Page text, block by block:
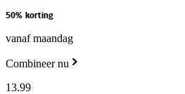
50% korting
vanaf maandag
Combineer nu
13.99